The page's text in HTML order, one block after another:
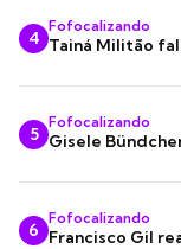
4
Fofocalizando
Tainá Militão
5
Fofocalizando
Gisele
6
Fofocalizando
Francisco Gil